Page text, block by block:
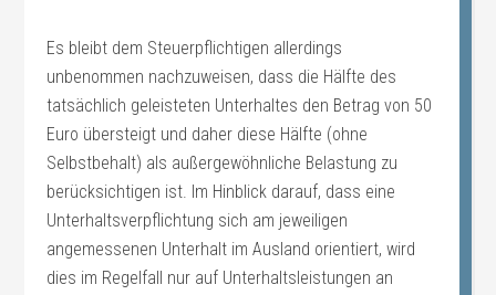
Es bleibt dem Steuerpflichtigen allerdings
unbenommen nachzuweisen, dass die Hälfte des
tatsächlich geleisteten Unterhaltes den Betrag von 50
Euro übersteigt und daher diese Hälfte (ohne
Selbstbehalt) als außergewöhnliche Belastung zu
berücksichtigen ist. Im Hinblick darauf, dass eine
Unterhaltsverpflichtung sich am jeweiligen
angemessenen Unterhalt im Ausland orientiert, wird
dies im Regelfall nur auf Unterhaltsleistungen an